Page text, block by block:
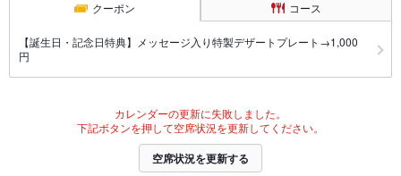
クーポン コース
【誕生日・記念日特典】メッセージ入り特製デザートプレート→1,000
円
カレンダーの更新に失敗しました。
下記ボタンを押して空席状況を更新してください。
空席状況を更新する